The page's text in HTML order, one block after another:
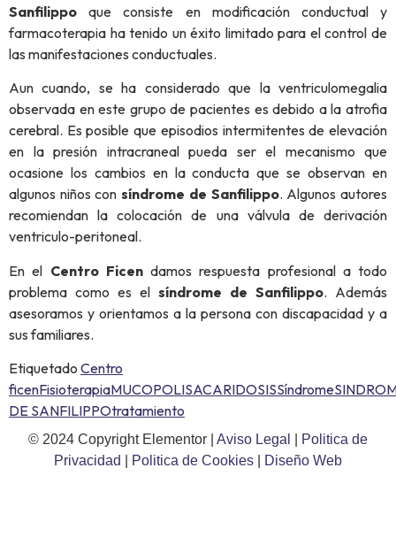
Sanfilippo que consiste en modificación conductual y
farmacoterapia ha tenido un éxito limitado para el control de
las manifestaciones conductuales.
Aun cuando, se ha considerado que la ventriculomegalia
observada en este grupo de pacientes es debido a la atrofia
cerebral. Es posible que episodios intermitentes de elevación
en la presión intracraneal pueda ser el mecanismo que
ocasione los cambios en la conducta que se observan en
algunos niños consíndrome de Sanfilippo. Algunos autores
recomiendan la colocación de una válvula de derivación
ventriculo-peritoneal.
En el Centro Ficendamos respuesta profesional a todo
problema como es el síndrome de Sanfilippo. Además
asesoramos y orientamos a la persona con discapacidad y a
sus familiares.
Etiquetado Centro
ficenFisioterapiaMUCOPOLISACARIDOSISSíndrome
DE SANFILIPPOtratamiento
© 2024 Copyright Elementor | Aviso Legal
Politica de
Privacidad
Politica de Cookies Diseño Web